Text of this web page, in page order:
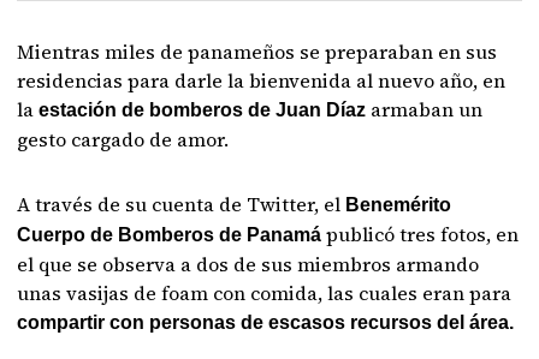
Mientras miles de panameños se preparaban en sus
residencias para darle la bienvenida al nuevo año, en
laestación de bomberos de Juan Díaz armaban un
gesto cargado de amor.
A través de su cuenta de Twitter, el Benemérito
Cuerpo de Bomberos de Panamá publicó tres fotos, en
el que se observa a dos de sus miembros armando
unas vasijas de foam con comida, las cuales eran para
compartir con personas de escasos recursos del área.